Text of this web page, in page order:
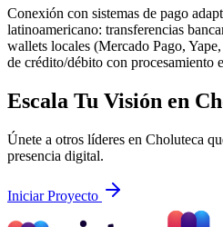
Conexión con sistemas de pago
latinoamericano: transferencias
wallets locales (Mercado Pago,
de crédito/débito con procesamiento
Escala Tu Visión en
Únete a otros líderes en Choluteca
presencia digital.
Iniciar Proyecto